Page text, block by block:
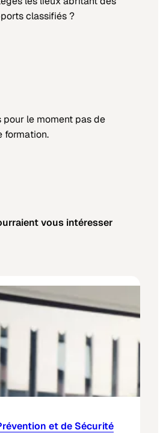
classifiés ?
pour le moment pas de
formation.
vous intéresser
et de Sécurité